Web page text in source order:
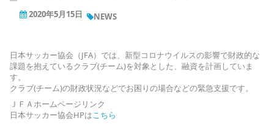
2020年5月15日 NEWS
日本サッカー協会（JFA）では、新型コロナウイルスの影響で財政的な
課題を抱えているクラブ(チーム)を対象とした、融資を計画していま
す。
クラブ(チーム)の財政状況などでお困りの場合などの緊急支援です。
ＪＦＡホームページリンク
日本サッカー協会HPはこちら